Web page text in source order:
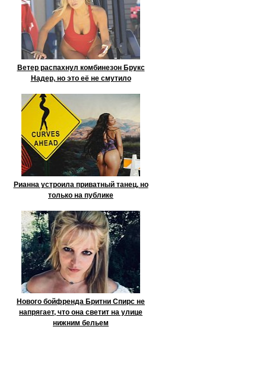
Ветер распахнул комбинезон Брукс
Надер, но это её не смутило
Рианна устроила приватный танец, но
только на публике
Нового бойфренда Бритни Спирс не
напрягает, что она светит на улице
нижним бельем